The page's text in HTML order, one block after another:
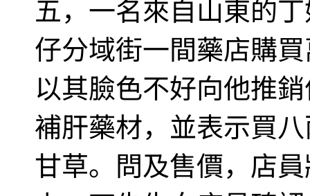
五，一名來自山東的
仔分域街一間藥店購
以其臉色不好向他推
補肝藥材，並表示買
甘草。問及售價，店